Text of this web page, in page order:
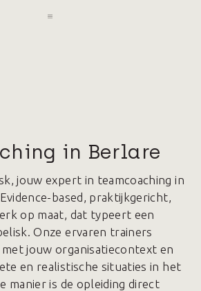
in Berlare
jouw expert in teamcoaching in
based, praktijkgericht,
op maat, dat typeert een
Onze ervaren trainers
jouw organisatiecontext en
en realistische situaties in het
manier is de opleiding direct